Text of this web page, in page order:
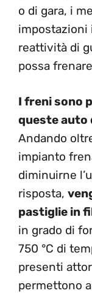
o di gara, i
impostazioni
reattività di
possa
I freni sono
queste auto
Andando
impianto
diminuirne
risposta,
pastiglie in
in grado di
750 °C di
presenti
permettono